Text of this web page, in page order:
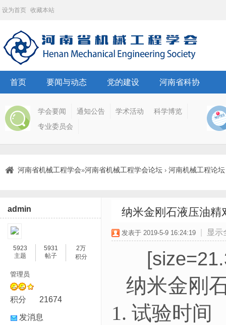
设为首页 收藏本站
首页 要闻与动态 党的建设 河南省科协
学会要闻 通知公告 学术活动
科学博览
专业委员会
河南省机械工程学会»河南省机械工程学会论坛 › 河南机械工程论坛
admin
5923
主题
5931
帖子
2万
积分
管理员
积分 21674
发消息
纳米金刚石液压油精
发表于 2019-5-9 16:24:19 显示
纳米金刚
1. 试验时间